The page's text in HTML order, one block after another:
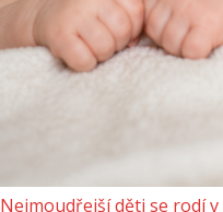
Nejmoudřejší děti se rodí